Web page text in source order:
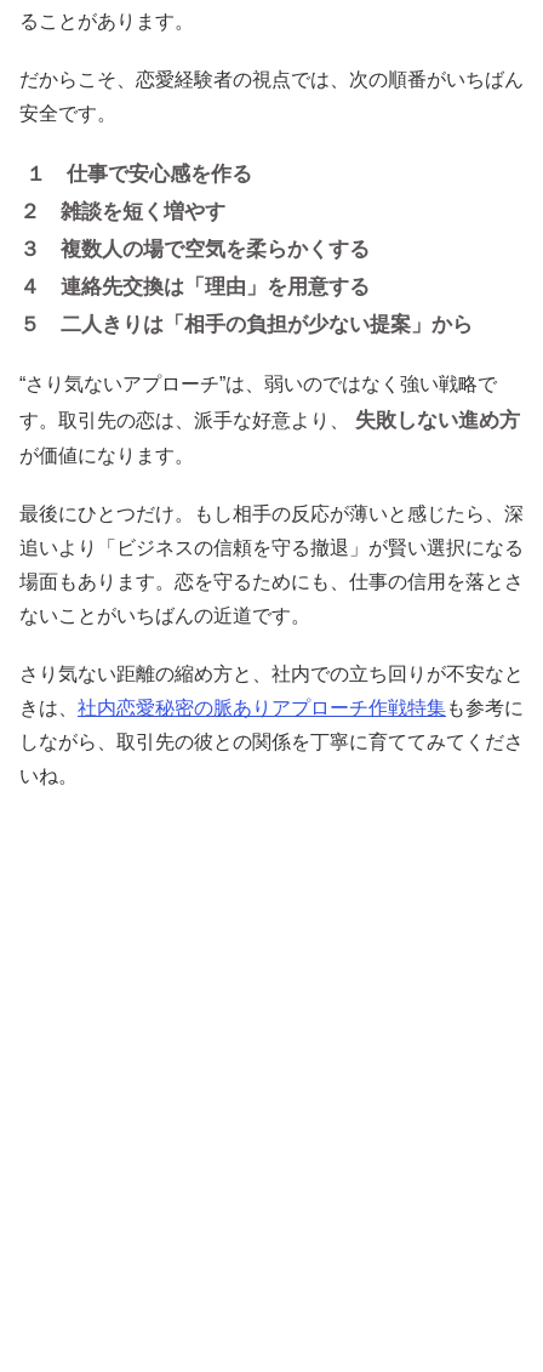
ることがあります。
だからこそ、恋愛経験者の視点では、次の順番がいちばん
安全です。
１ 仕事で安心感を作る
２ 雑談を短く増やす
３ 複数人の場で空気を柔らかくする
４ 連絡先交換は「理由」を用意する
５ 二人きりは「相手の負担が少ない提案」から
“さり気ないアプローチ”は、弱いのではなく強い戦略で
す。取引先の恋は、派手な好意より、
失敗しない進め方
が価値になります。
最後にひとつだけ。もし相手の反応が薄いと感じたら、深
追いより「ビジネスの信頼を守る撤退」が賢い選択になる
場面もあります。恋を守るためにも、仕事の信用を落とさ
ないことがいちばんの近道です。
さり気ない距離の縮め方と、社内での立ち回りが不安なと
きは、 社内恋愛秘密の脈ありアプローチ作戦特集も参考に
しながら、取引先の彼との関係を丁寧に育ててみてくださ
いね。